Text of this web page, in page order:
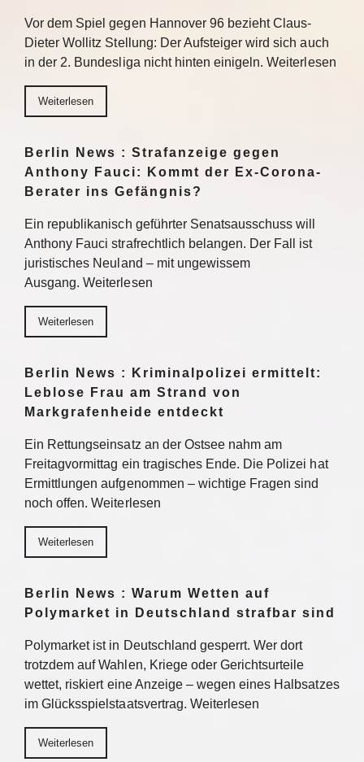
Vor dem Spiel gegen Hannover 96 bezieht Claus-
Dieter Wollitz Stellung: Der Aufsteiger wird sich auch
in der 2. Bundesliga nicht hinten einigeln. Weiterlesen
Weiterlesen
Berlin News : Strafanzeige gegen
Anthony Fauci: Kommt der Ex-Corona-
Berater ins Gefängnis?
Ein republikanisch geführter Senatsausschuss will
Anthony Fauci strafrechtlich belangen. Der Fall ist
juristisches Neuland – mit ungewissem
Ausgang. Weiterlesen
Weiterlesen
Berlin News : Kriminalpolizei ermittelt:
Leblose Frau am Strand von
Markgrafenheide entdeckt
Ein Rettungseinsatz an der Ostsee nahm am
Freitagvormittag ein tragisches Ende. Die Polizei hat
Ermittlungen aufgenommen – wichtige Fragen sind
noch offen. Weiterlesen
Weiterlesen
Berlin News : Warum Wetten auf
Polymarket in Deutschland strafbar sind
Polymarket ist in Deutschland gesperrt. Wer dort
trotzdem auf Wahlen, Kriege oder Gerichtsurteile
wettet, riskiert eine Anzeige – wegen eines Halbsatzes
im Glücksspielstaatsvertrag. Weiterlesen
Weiterlesen